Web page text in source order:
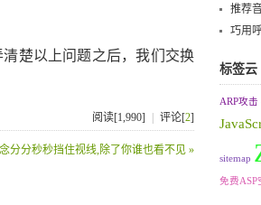
楚以上问题之后，我们交换
阅读[1,990] 评论[2]
分分秒秒挡住视线,除了你谁也看不见 »
推荐
巧用
标签云
ARP攻击
sitemap
免费ASP